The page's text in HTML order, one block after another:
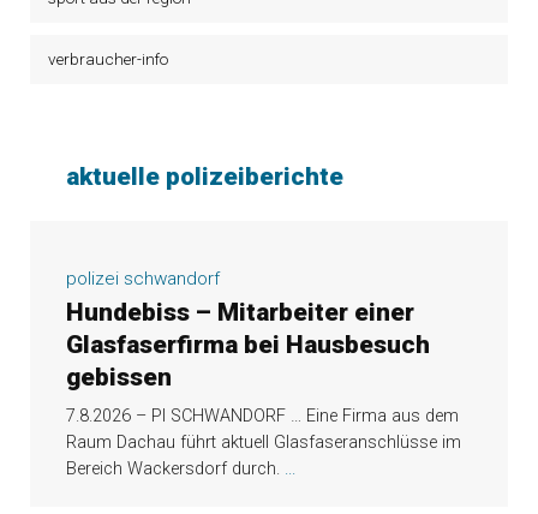
verbraucher-info
aktuelle polizeiberichte
polizei schwandorf
Hundebiss – Mitarbeiter einer
Glasfaserfirma bei Hausbesuch
gebissen
7.8.2026 – PI SCHWANDORF … Eine Firma aus dem
Raum Dachau führt aktuell Glasfaseranschlüsse im
Bereich Wackersdorf durch. ...